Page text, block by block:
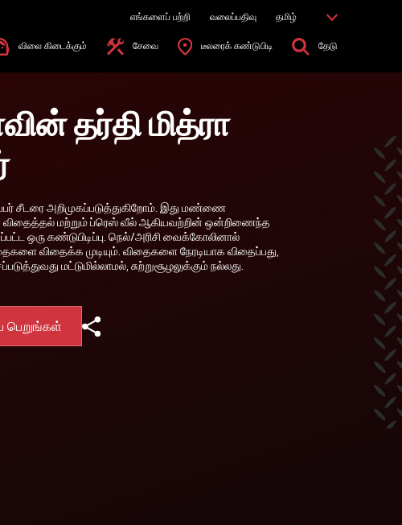
எங்களைப் பற்றி வலைப்பதிவு தமிழ்
விலை கிடைக்கும் சேவை டீலரைக் கண்டுபிடி தேடு
தர்தி மித்ரா
சீடரை அறிமுகப்படுத்துகிறோம். இது மண்ணை
விதைத்தல் மற்றும் ப்ரெஸ் வீல் ஆகியவற்றின் ஒன்றிணைந்த
ஒரு கண்டுபிடிப்பு. நெல்/அரிசி வைக்கோலினால்
விதைக்க முடியும். விதைகளை நேரடியாக விதைப்பது,
மட்டுமில்லாமல், சுற்றுசூழலுக்கும் நல்லது.